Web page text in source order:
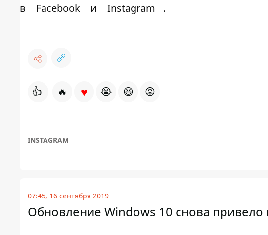
в
Facebook и Instagram
.
👍 🔥 ♥ 😭 😆 😡
INSTAGRAM
07:45, 16 сентября 2019
Обновление Windows 10 снова привело